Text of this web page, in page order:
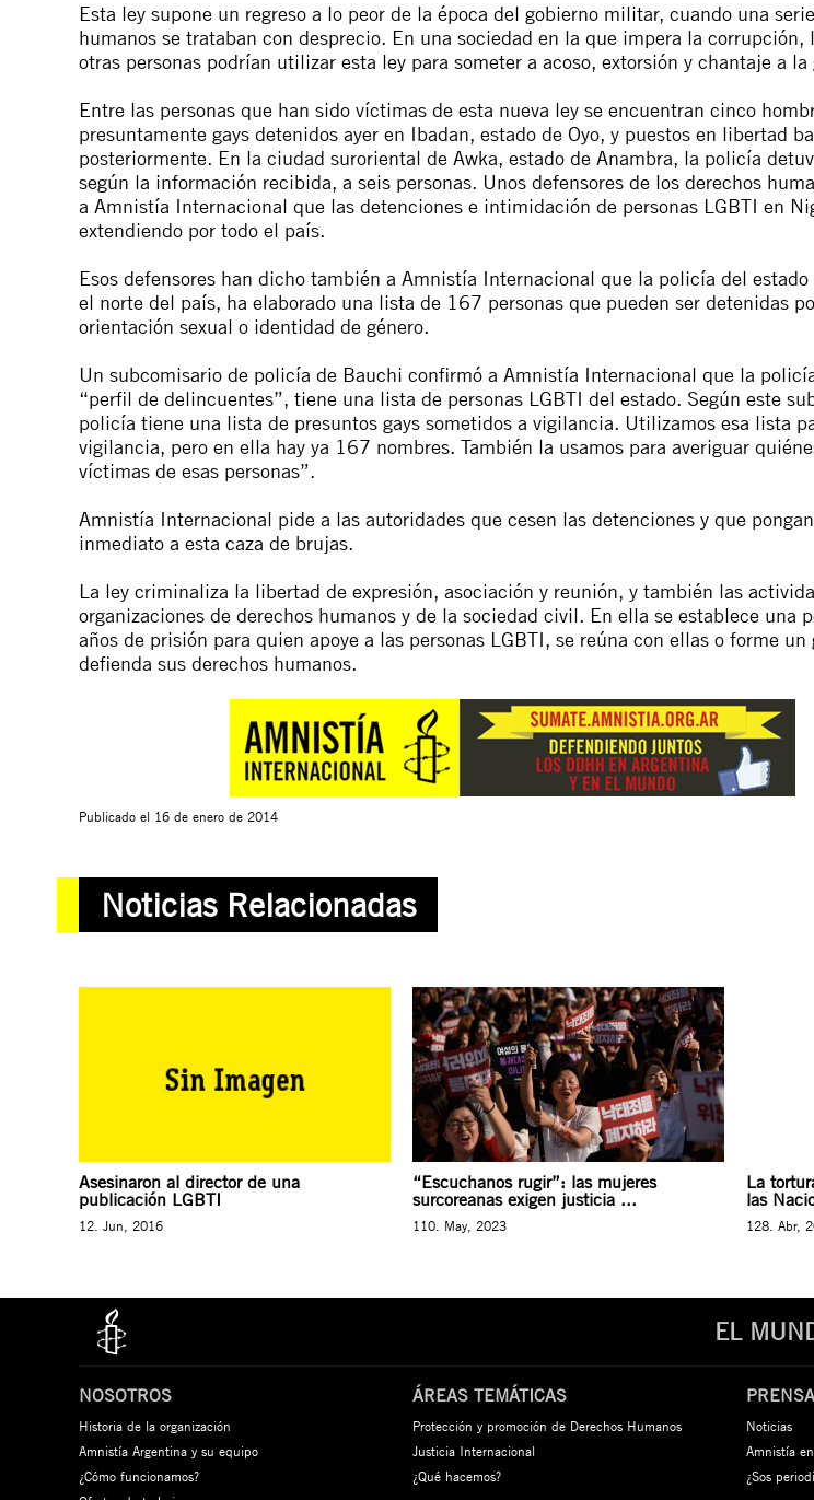
Esta ley supone un regreso a lo peor de la época del gobierno militar, cuando una
humanos se trataban con desprecio. En una sociedad en la que impera la corrupción,
otras personas podrían utilizar esta ley para someter a acoso, extorsión y chantaje a la
Entre las personas que han sido víctimas de esta nueva ley se encuentran cinco
presuntamente gays detenidos ayer en Ibadan, estado de Oyo, y puestos en libertad
posteriormente. En la ciudad suroriental de Awka, estado de Anambra, la policía
según la información recibida, a seis personas. Unos defensores de los derechos
a Amnistía Internacional que las detenciones e intimidación de personas LGBTI en
extendiendo por todo el país.
Esos defensores han dicho también a Amnistía Internacional que la policía del
el norte del país, ha elaborado una lista de 167 personas que pueden ser detenidas
orientación sexual o identidad de género.
Un subcomisario de policía de Bauchi confirmó a Amnistía Internacional que la
“perfil de delincuentes”, tiene una lista de personas LGBTI del estado. Según este
policía tiene una lista de presuntos gays sometidos a vigilancia. Utilizamos esa lista
vigilancia, pero en ella hay ya 167 nombres. También la usamos para averiguar
víctimas de esas personas”.
Amnistía Internacional pide a las autoridades que cesen las detenciones y que
inmediato a esta caza de brujas.
La ley criminaliza la libertad de expresión, asociación y reunión, y también las
organizaciones de derechos humanos y de la sociedad civil. En ella se establece una
años de prisión para quien apoye a las personas LGBTI, se reúna con ellas o forme un
defienda sus derechos humanos.
Publicado el 16 de enero de 2014
Noticias Relacionadas
Asesinaron al director de una
publicación LGBTI
12. Jun, 2016
“Escuchanos rugir”: las mujeres
surcoreanas exigen justicia ...
110. May, 2023
La
las
128. Abr,
EL
NOSOTROS
Historia de la organización
Amnistía Argentina y su equipo
¿Cómo funcionamos?
ÁREAS TEMÁTICAS
Protección y promoción de Derechos Humanos
Justicia Internacional
¿Qué hacemos?
PRENSA
Noticias
Amnistía
¿Sos